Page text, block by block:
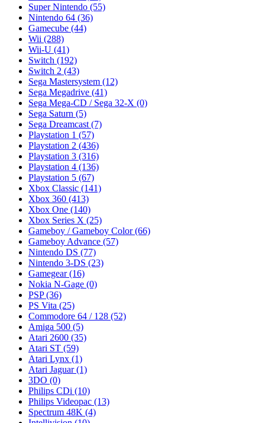
Super Nintendo (55)
Nintendo 64 (36)
Gamecube (44)
Wii (288)
Wii-U (41)
Switch (192)
Switch 2 (43)
Sega Mastersystem (12)
Sega Megadrive (41)
Sega Mega-CD / Sega 32-X (0)
Sega Saturn (5)
Sega Dreamcast (7)
Playstation 1 (57)
Playstation 2 (436)
Playstation 3 (316)
Playstation 4 (136)
Playstation 5 (67)
Xbox Classic (141)
Xbox 360 (413)
Xbox One (140)
Xbox Series X (25)
Gameboy / Gameboy Color(66)
Gameboy Advance (57)
Nintendo DS (77)
Nintendo 3-DS (23)
Gamegear(16)
Nokia N-Gage (0)
PSP(36)
PS Vita (25)
Commodore 64 / 128 (52)
Amiga 500 (5)
Atari 2600 (35)
Atari ST (59)
Atari Lynx (1)
Atari Jaguar(1)
3DO (0)
Philips CDi (10)
Philips Videopac (13)
Spectrum 48K (4)